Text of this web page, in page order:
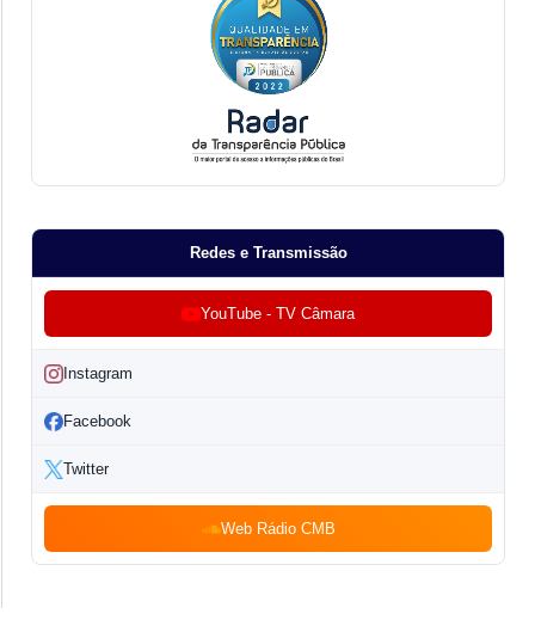
Redes e Transmissão
YouTube - TV Câmara
Instagram
Facebook
Twitter
Web Rádio CMB